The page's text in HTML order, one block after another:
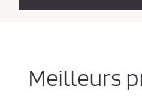
Meilleurs